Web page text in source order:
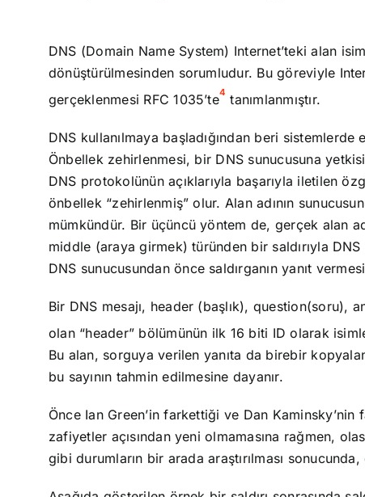
DNS (Domain Name System) Internet’teki alan
dönüştürülmesinden sorumludur. Bu göreviyle
gerçeklenmesi RFC 1035’te4 tanımlanmıştır.
DNS kullanılmaya başladığından beri sistemlerde
Önbellek zehirlenmesi, bir DNS sunucusuna
DNS protokolünün açıklarıyla başarıyla iletilen
önbellek “zehirlenmiş” olur. Alan adının
mümkündür. Bir üçüncü yöntem de, gerçek alan
middle (araya girmek) türünden bir saldırıyla
DNS sunucusundan önce saldırganın yanıt
Bir DNS mesajı, header (başlık),
olan “header” bölümünün ilk 16 biti ID olarak
Bu alan, sorguya verilen yanıta da birebir
bu sayının tahmin edilmesine dayanır.
Önce Ian Green’in farkettiği ve Dan
zafiyetler açısından yeni olmamasına rağmen,
gibi durumların bir arada araştırılması